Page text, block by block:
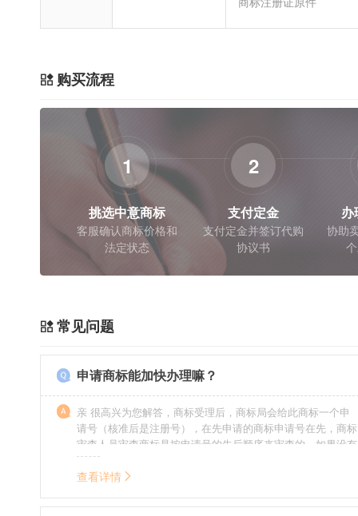
购买流程
1
挑选中意商标
客服确认商标价格和
法定状态
2
支付定金
支付定金并签订代购
协议书
办
协助
常见问题
申请商标能加快办理嘛？
亲 很高兴为您解答，商标受理后，商标局会给此商标一个申
请号（核准后是注册号），在先申请的商标申请号在先，商标
审查人员审查商标是按申请号的先后顺序来审查的，如果没有
特殊情况（受理案件需要，被异议等），不会延迟也不会提
前。
查看详情